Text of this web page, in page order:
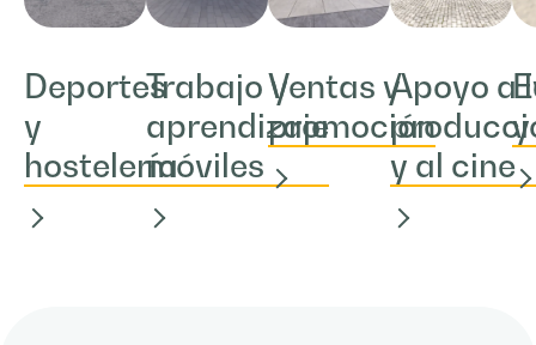
Deportes
y
hostelería
Trabajo y
aprendizaje
móviles
Ventas y
promoción
Apoyo a
y al cine